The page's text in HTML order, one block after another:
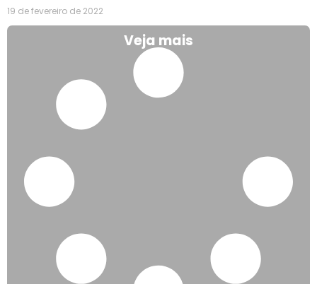
19 de fevereiro de 2022
Veja mais